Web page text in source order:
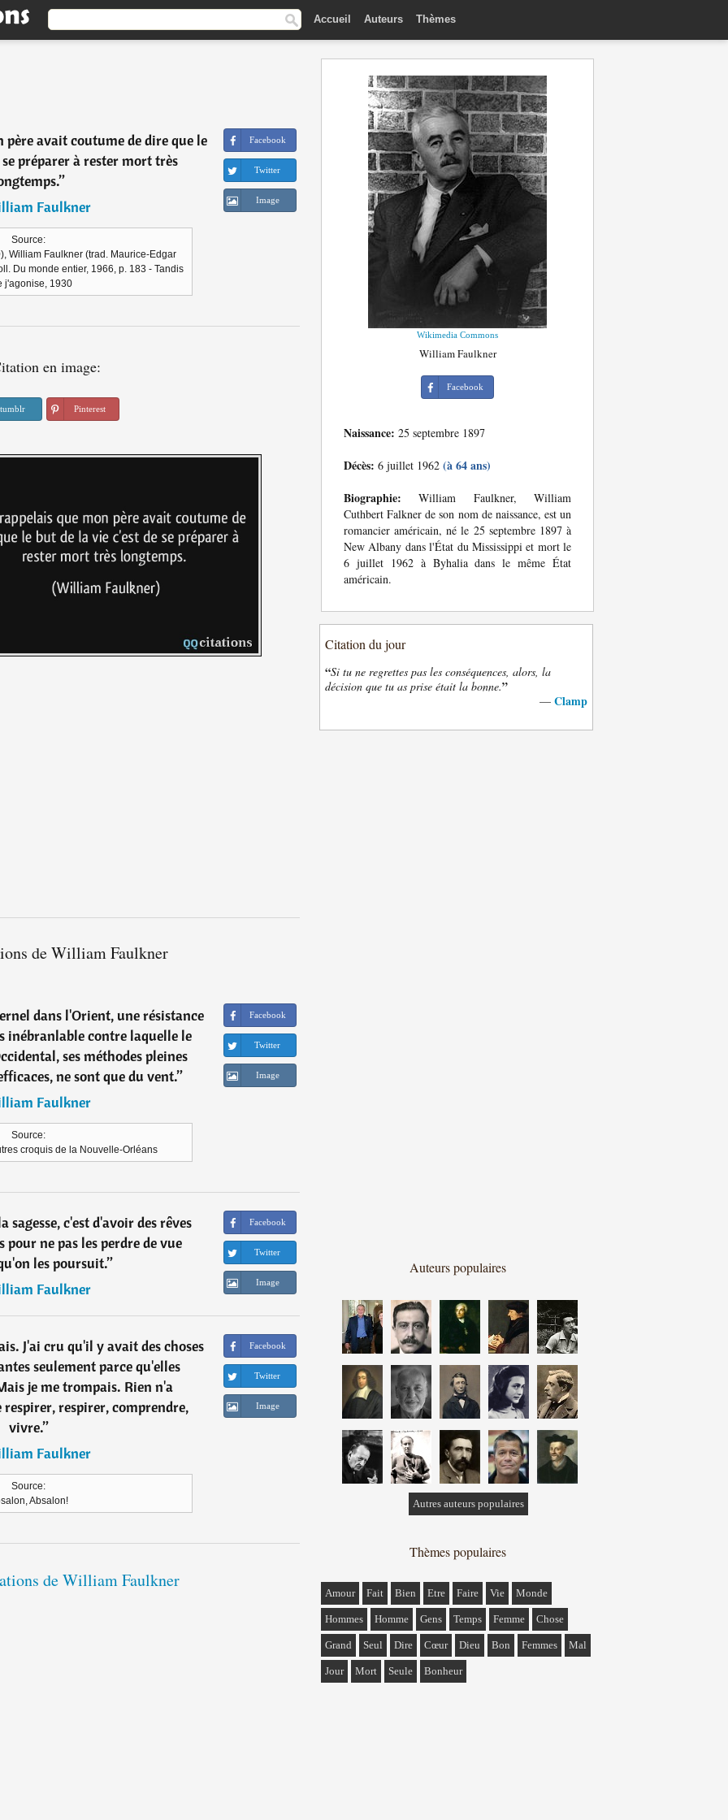
Accueil Auteurs Thèmes
père avait coutume de dire que le
préparer à rester mort très
”
Faulkner
Source:
William Faulkner (trad. Maurice-Edgar
Du monde entier, 1966, p. 183 - Tandis
j'agonise, 1930
Facebook
Twitter
Image
en image:
tumblr Pinterest
de William Faulkner
dans l'Orient, une résistance
inébranlable contre laquelle le
ses méthodes pleines
ne sont que du vent.”
Faulkner
Source:
croquis de la Nouvelle-Orléans
Facebook
Twitter
Image
sagesse, c'est d'avoir des rêves
ne pas les perdre de vue
les poursuit.”
Faulkner
Facebook
Twitter
Image
J'ai cru qu'il y avait des choses
seulement parce qu'elles
je me trompais. Rien n'a
respirer, comprendre,
vivre.”
Faulkner
Source:
Absalon!
Facebook
Twitter
Image
de William Faulkner
Wikimedia Commons
William Faulkner
Facebook
Naissance: 25 septembre 1897
Décès: 6 juillet 1962 (à 64 ans)
Biographie: William Faulkner, William
Cuthbert Falkner de son nom de naissance, est un
romancier américain, né le 25 septembre 1897 à
New Albany dans l'État du Mississippi et mort le
6 juillet 1962 à Byhalia dans le même État
américain.
Citation du jour
“Si tu ne regrettes pas les conséquences, alors, la
décision que tu as prise était la bonne.”
— Clamp
Auteurs populaires
Autres auteurs populaires
Thèmes populaires
Amour Fait Bien Etre Faire Vie Monde
Hommes Homme Gens Temps Femme Chose
Grand Seul Dire Cœur Dieu Bon Femmes Mal
Jour Mort Seule Bonheur